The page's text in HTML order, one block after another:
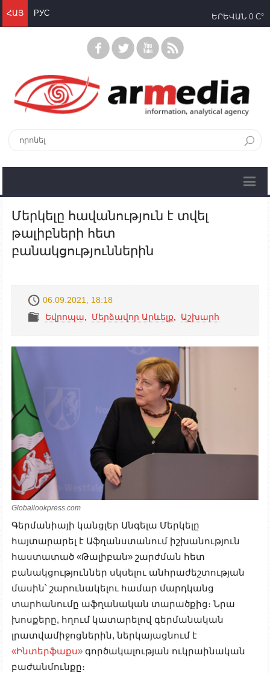
ՀԱՅ РУС ԵՐԵՎԱՆ 0 C°
Մերկելը հավանություն է տվել
թալիբների հետ
բանակցություններին
06.09.2021, 18:18
Եվրոպա
Մերձավոր Արևելք Աշխարհ
Globallookpress.com
Գերմանիայի կանցլեր Անգելա Մերկելը
հայտարարել է Աֆղանստանում իշխանություն
հաստատած «Թալիբան» շարժման հետ
բանակցություններ սկսելու անհրաժեշտության
մասին՝ շարունակելու համար մարդկանց
տարհանումը աֆղանական տարածքից։ Նրա
խոսքերը, հղում կատարելով գերմանական
լրատվամիջոցներին, ներկայացնում է
«Ինտերֆաքս» գործակալության ուկրաինական
բաժանմունքը։